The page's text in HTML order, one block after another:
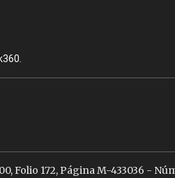
Folio 172, Página M-433036 -